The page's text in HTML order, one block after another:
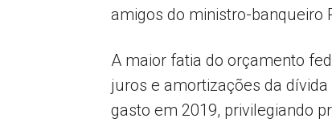
amigos do ministro-banqueiro
A maior fatia do orçamento
juros e amortizações da
gasto em 2019, privilegiando